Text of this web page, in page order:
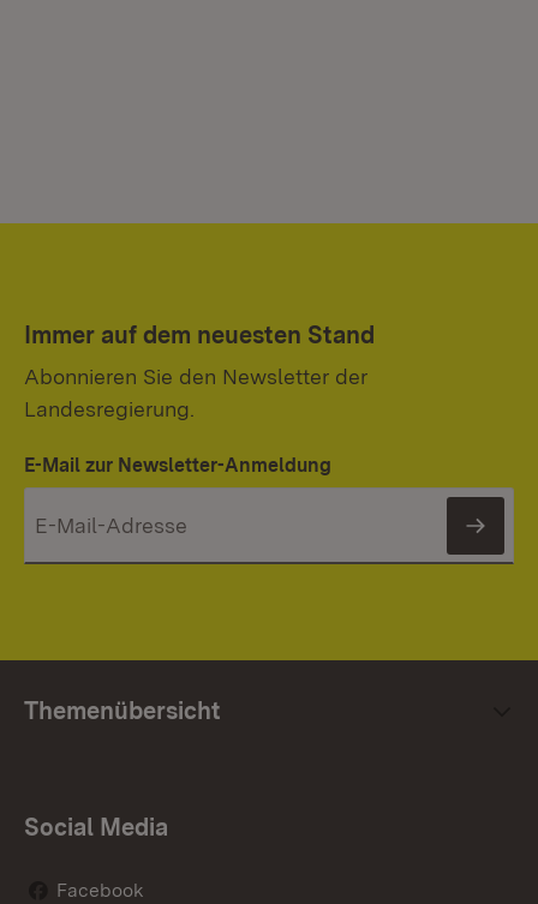
Immer auf dem neuesten Stand
Abonnieren Sie den Newsletter der
Landesregierung.
E-Mail zur Newsletter-Anmeldung
Themenübersicht
Social Media
Facebook